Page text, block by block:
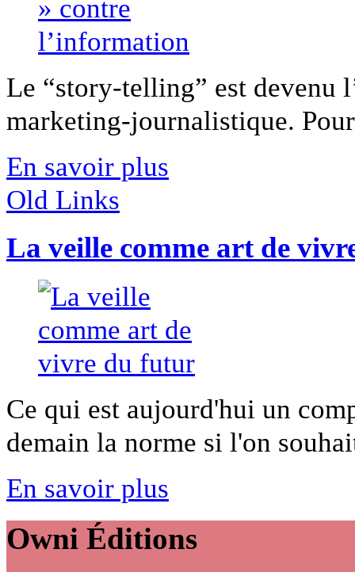
Le “story-telling” est devenu
marketing-journalistique.
En savoir plus
Old Links
La veille comme art de
Ce qui est aujourd'hui un
demain la norme si l'on
En savoir plus
Owni Éditions